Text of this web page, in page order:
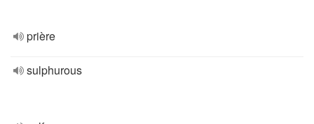
prière
sulphurous